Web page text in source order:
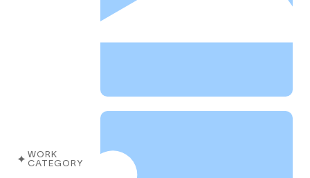
WORK
CATEGORY